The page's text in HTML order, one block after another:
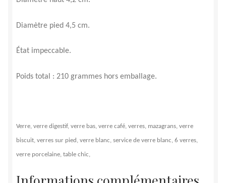
Diamètre pied 4,5 cm.
État impeccable.
Poids total : 210 grammes hors emballage.
Verre, verre digestif, verre bas, verre café, verres, mazagrans, verre
biscuit, verres sur pied, verre blanc, service de verre blanc, 6 verres,
verre porcelaine, table chic,